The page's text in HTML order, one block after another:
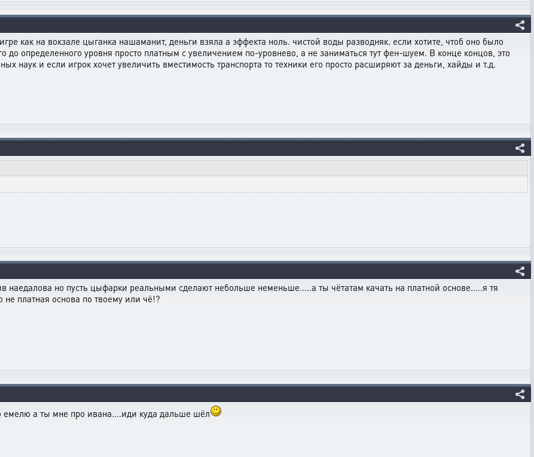
как на вокзале цыганка нашаманит, деньги взяла а эффекта ноль. чистой воды разводняк. если хотите, чтоб оно было
до определенного уровня просто платным с увеличением по-уровнево, а не заниматься тут фен-шуем. В конце концов, это
наук и если игрок хочет увеличить вместимость транспорта то техники его просто расширяют за деньги, хайды и т.д.
наедалова но пусть цыфарки реальными сделают небольше неменьше.....а ты чётатам качать на платной основе.....я тя
платная основа по твоему или чё!?
емелю а ты мне про ивана....иди куда дальше шёл